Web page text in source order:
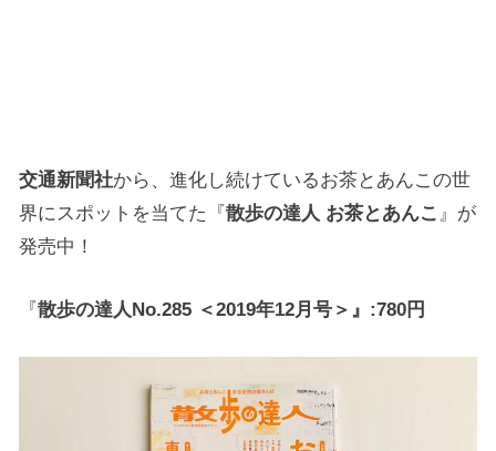
交通新聞社から、進化し続けているお茶とあんこの世
界にスポットを当てた『散歩の達人 お茶とあんこ 』が
発売中！
『散歩の達人No.285 ＜2019年12月号＞』:780円